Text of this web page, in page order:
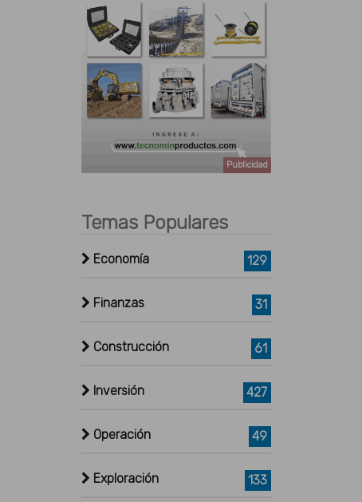
Publicidad
Temas Populares
Economía 129
Finanzas 31
Construcción 61
Inversión 427
Operación 49
Exploración 133